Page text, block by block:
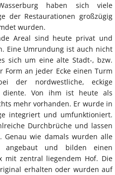
haben sich viele
der Restaurationen großzügig
wurden.
Areal sind heute privat und
Eine Umrundung ist auch nicht
sich um eine alte Stadt-, bzw.
Form an jeder Ecke einen Turm
der nordwestliche, eckige
Von ihm ist heute als
mehr vorhanden. Er wurde in
integriert und umfunktioniert.
Durchbrüche und lassen
Genau wie damals wurden alle
angebaut und bilden einen
mit zentral liegendem Hof. Die
erhalten oder wurden auf